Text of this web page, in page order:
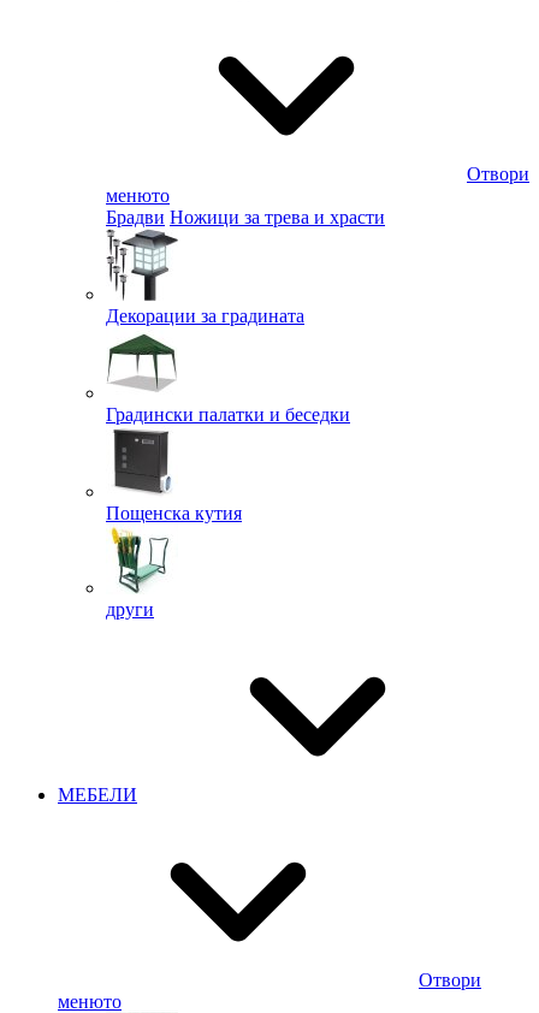
Отвори
менюто
Брадви Ножици за трева и храсти
Декорации за градината
Градински палатки и беседки
Пощенска кутия
други
МЕБЕЛИ
Отвори
менюто